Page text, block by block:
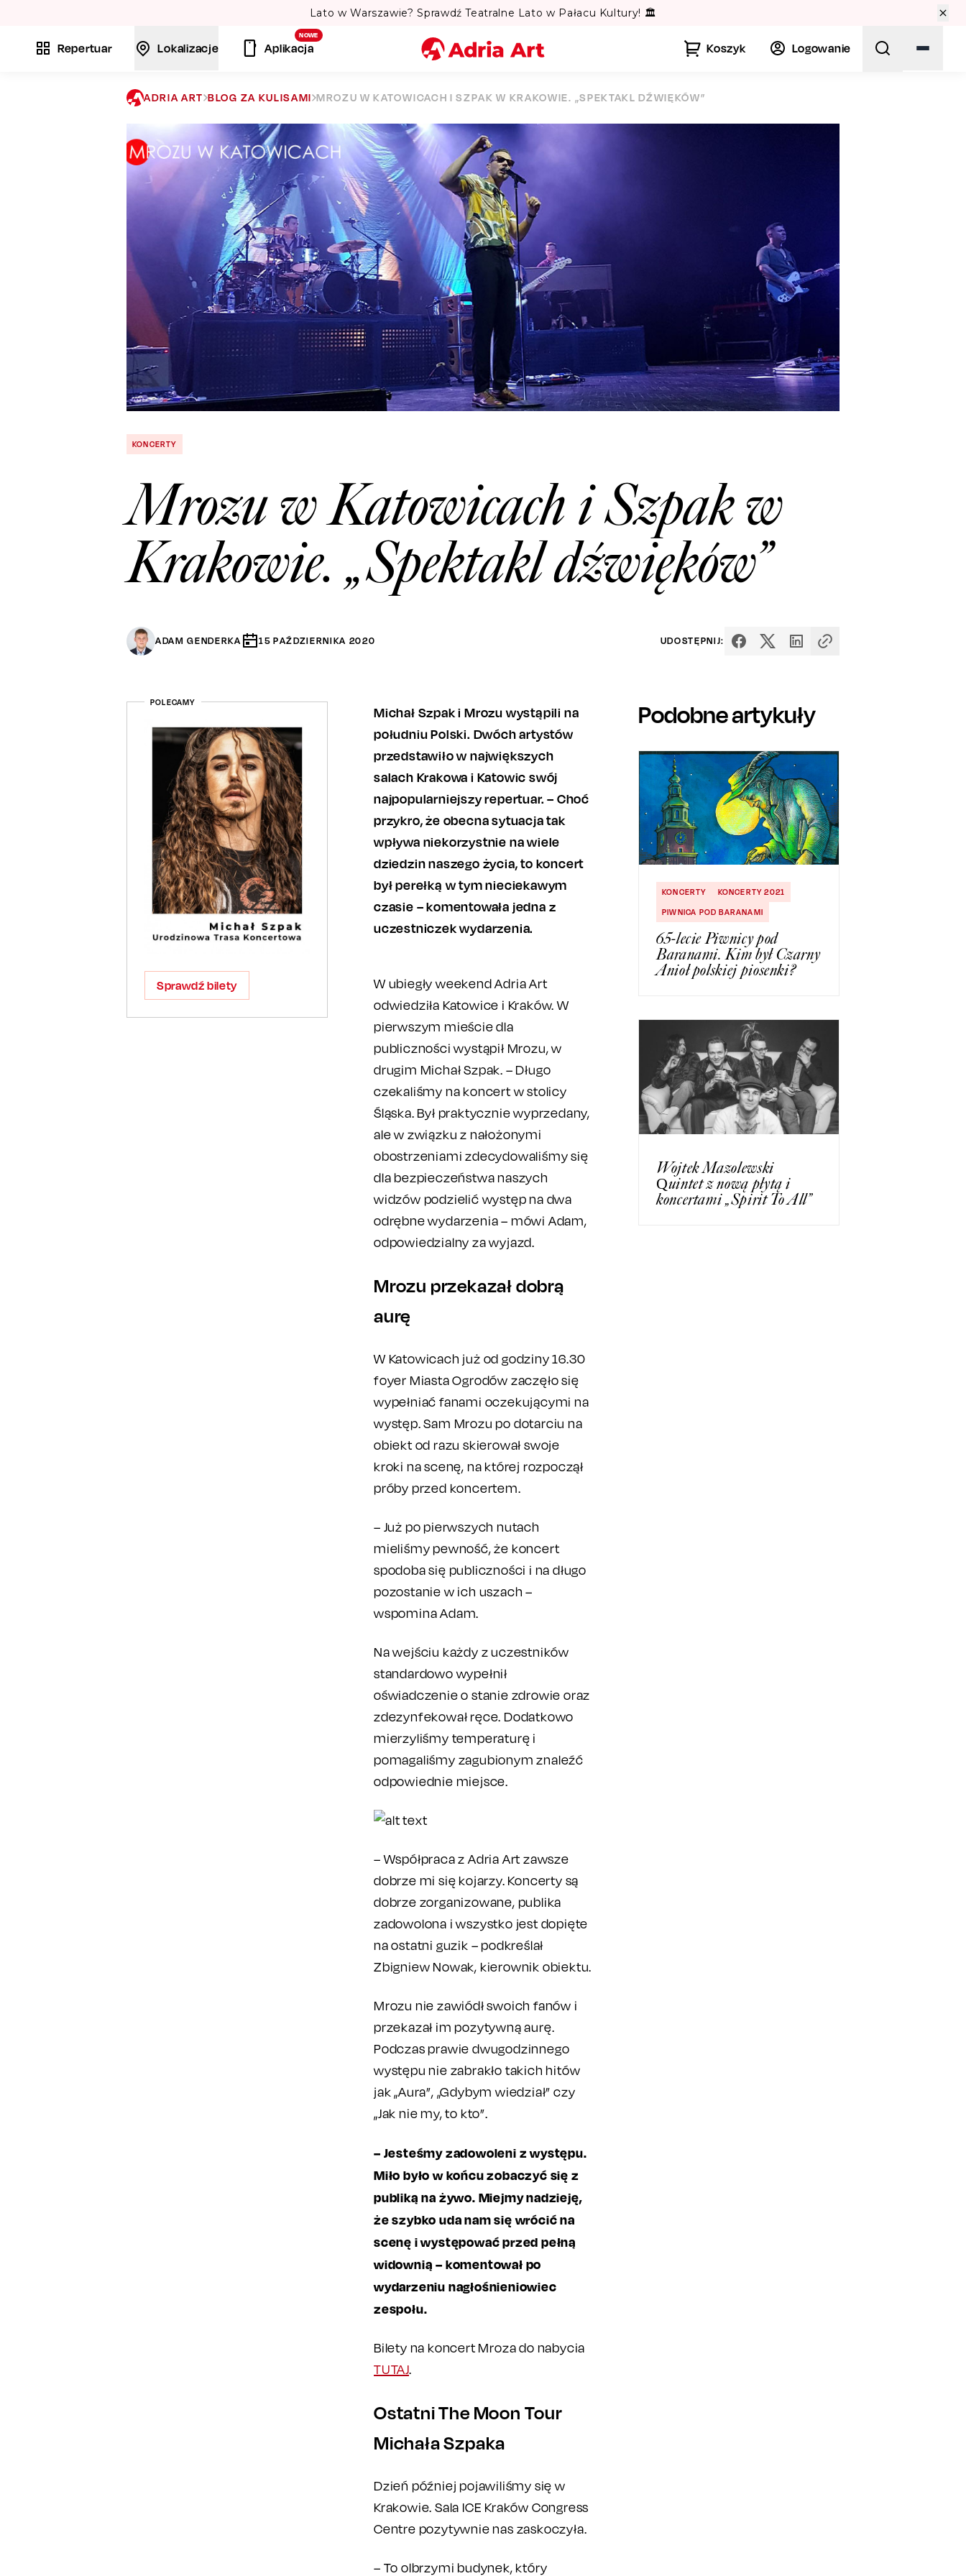
Lato w Warszawie? Sprawdź Teatralne Lato w Pałacu Kultury! 🏛️
Repertuar Lokalizacje
NOWE
Aplikacja Koszyk Logowanie
Miasto
Szukaj
ADRIA ART BLOG ZA KULISAMI MROZU W KATOWICACH I SZPAK W KRAKOWIE. „SPEKTAKL DŹWIĘKÓW”
KONCERTY
Mrozu w Katowicach i Szpak w
Krakowie. „Spektakl dźwięków”
ADAM GENDERKA 15 PAŹDZIERNIKA 2020 UDOSTĘPNIJ:
POLECAMY
Sprawdź bilety
Michał Szpak i Mrozu wystąpili na
południu Polski. Dwóch artystów
przedstawiło w największych
salach Krakowa i Katowic swój
najpopularniejszy repertuar. – Choć
przykro, że obecna sytuacja tak
wpływa niekorzystnie na wiele
dziedzin naszego życia, to koncert
był perełką w tym nieciekawym
czasie – komentowała jedna z
uczestniczek wydarzenia.
W ubiegły weekend Adria Art
odwiedziła Katowice i Kraków. W
pierwszym mieście dla
publiczności wystąpił Mrozu, w
drugim Michał Szpak. – Długo
czekaliśmy na koncert w stolicy
Śląska. Był praktycznie wyprzedany,
ale w związku z nałożonymi
obostrzeniami zdecydowaliśmy się
dla bezpieczeństwa naszych
widzów podzielić występ na dwa
odrębne wydarzenia – mówi Adam,
odpowiedzialny za wyjazd.
Mrozu przekazał dobrą
aurę
W Katowicach już od godziny 16.30
foyer Miasta Ogrodów zaczęło się
wypełniać fanami oczekującymi na
występ. Sam Mrozu po dotarciu na
obiekt od razu skierował swoje
kroki na scenę, na której rozpoczął
próby przed koncertem.
– Już po pierwszych nutach
mieliśmy pewność, że koncert
spodoba się publiczności i na długo
pozostanie w ich uszach –
wspomina Adam.
Na wejściu każdy z uczestników
standardowo wypełnił
oświadczenie o stanie zdrowie oraz
zdezynfekował ręce. Dodatkowo
mierzyliśmy temperaturę i
pomagaliśmy zagubionym znaleźć
odpowiednie miejsce.
– Współpraca z Adria Art zawsze
dobrze mi się kojarzy. Koncerty są
dobrze zorganizowane, publika
zadowolona i wszystko jest dopięte
na ostatni guzik – podkreślał
Zbigniew Nowak, kierownik obiektu.
Mrozu nie zawiódł swoich fanów i
przekazał im pozytywną aurę.
Podczas prawie dwugodzinnego
występu nie zabrakło takich hitów
jak „Aura”, „Gdybym wiedział” czy
„Jak nie my, to kto”.
– Jesteśmy zadowoleni z występu.
Miło było w końcu zobaczyć się z
publiką na żywo. Miejmy nadzieję,
że szybko uda nam się wrócić na
scenę i występować przed pełną
widownią – komentował po
wydarzeniu nagłośnieniowiec
zespołu.
Bilety na koncert Mroza do nabycia
TUTAJ.
Ostatni The Moon Tour
Michała Szpaka
Dzień później pojawiliśmy się w
Krakowie. Sala ICE Kraków Congress
Centre pozytywnie nas zaskoczyła.
– To olbrzymi budynek, który
Podobne artykuły
KONCERTY
KONCERTY 2021
PIWNICA POD BARANAMI
65-lecie Piwnicy pod
Baranami. Kim był Czarny
Anioł polskiej piosenki?
Wojtek Mazolewski
Quintet z nową płytą i
koncertami „Spirit To All”